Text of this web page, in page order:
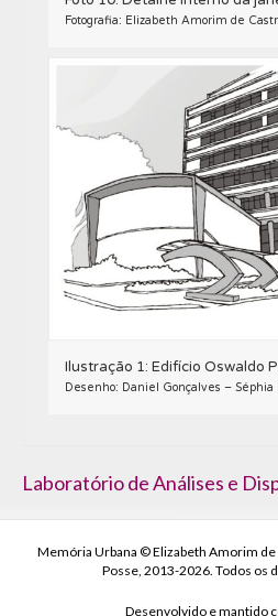
Fotografia: Elizabeth Amorim de
Desenho: Daniel Gonçalves – Séphia
Navegação
de
Post
Laboratório de Análises e
Memória Urbana © Elizabeth Amorim de
Posse, 2013-2026. Todos os
Desenvolvido e mantido